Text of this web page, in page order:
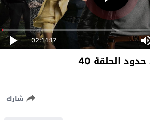
02:14:17
الحلقة 40
شارك